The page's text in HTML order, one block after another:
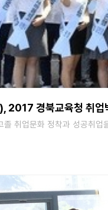
2017 경북교육청 취업
졸 취업문화 정착과 성공취